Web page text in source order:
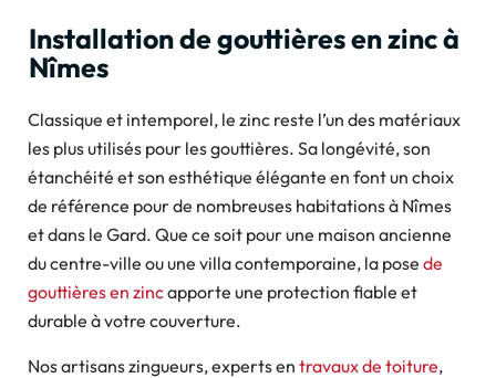
Installation de gouttières en zinc à
Nîmes
Classique et intemporel, le zinc reste l’un des matériaux
les plus utilisés pour les gouttières. Sa longévité, son
étanchéité et son esthétique élégante en font un choix
de référence pour de nombreuses habitations à Nîmes
et dans le Gard. Que ce soit pour une maison ancienne
du centre-ville ou une villa contemporaine, la pose de
gouttières en zincapporte une protection fiable et
durable à votre couverture.
Nos artisans zingueurs, experts en travaux de toiture,